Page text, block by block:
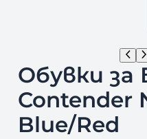
Обувки за
Contender
Blue/Red